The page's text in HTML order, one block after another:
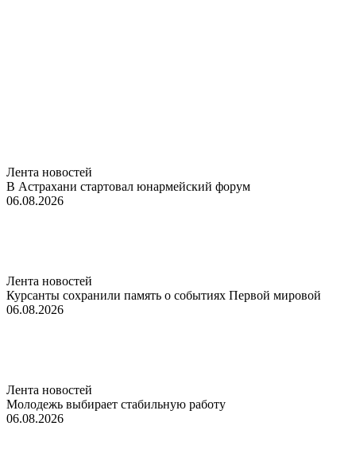
Лента новостей
В Астрахани стартовал юнармейский форум
06.08.2026
Лента новостей
Курсанты сохранили память о событиях Первой мировой
06.08.2026
Лента новостей
Молодежь выбирает стабильную работу
06.08.2026